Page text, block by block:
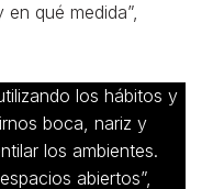
qué medida”,
los hábitos y
boca, nariz y
los ambientes.
abiertos”,